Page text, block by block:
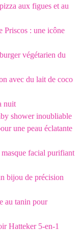
aux figues et au
Priscos : une icône
végétarien du
avec du lait de coco
nuit
shower inoubliable
une peau éclatante
facial purifiant
bijou de précision
au tanin pour
Hatteker 5-en-1